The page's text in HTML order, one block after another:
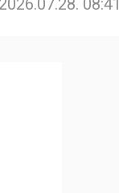
2026.07.28. 08:41